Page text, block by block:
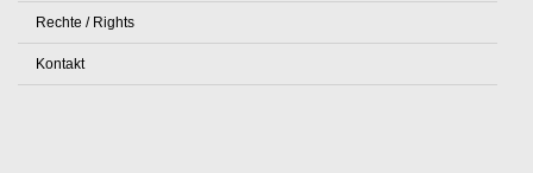
Rechte / Rights
Kontakt